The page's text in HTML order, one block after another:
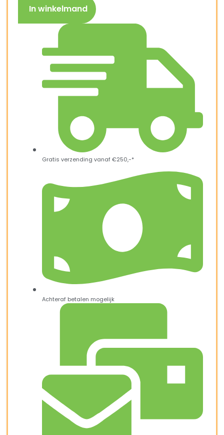
In winkelmand
Gratis verzending vanaf €250,-*
Achteraf betalen mogelijk